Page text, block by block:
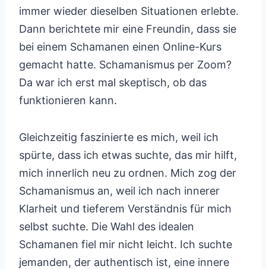
immer wieder dieselben Situationen erlebte.
Dann berichtete mir eine Freundin, dass sie
bei einem Schamanen einen Online-Kurs
gemacht hatte. Schamanismus per Zoom?
Da war ich erst mal skeptisch, ob das
funktionieren kann.
Gleichzeitig faszinierte es mich, weil ich
spürte, dass ich etwas suchte, das mir hilft,
mich innerlich neu zu ordnen. Mich zog der
Schamanismus an, weil ich nach innerer
Klarheit und tieferem Verständnis für mich
selbst suchte. Die Wahl des idealen
Schamanen fiel mir nicht leicht. Ich suchte
jemanden, der authentisch ist, eine innere